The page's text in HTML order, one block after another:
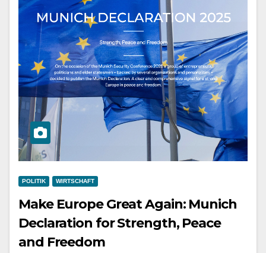
POLITIK WIRTSCHAFT
Make Europe Great Again: Munich
Declaration for Strength, Peace
and Freedom